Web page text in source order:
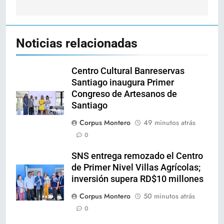
Noticias relacionadas
Centro Cultural Banreservas
Santiago inaugura Primer
Congreso de Artesanos de
Santiago
Corpus Montero
49 minutos atrás
0
SNS entrega remozado el Centro
de Primer Nivel Villas Agrícolas;
inversión supera RD$10 millones
Corpus Montero
50 minutos atrás
0